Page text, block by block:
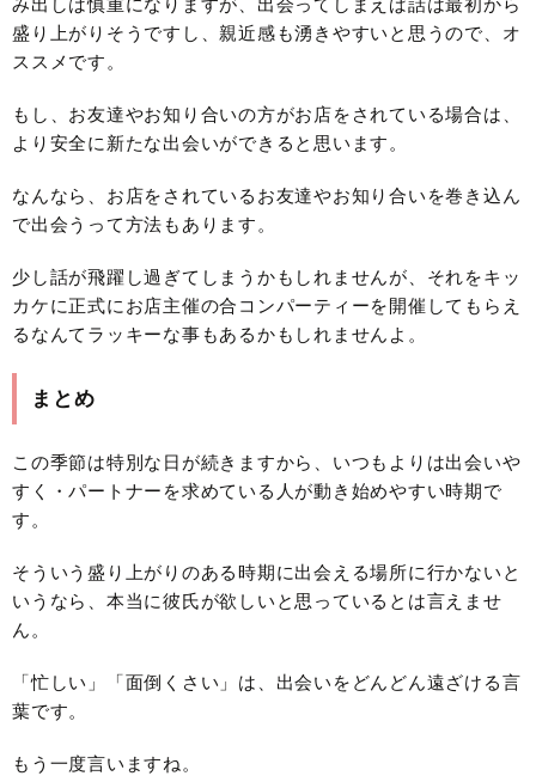
み出しは慎重になりますが、出会ってしまえば話は最初から
盛り上がりそうですし、親近感も湧きやすいと思うので、オ
ススメです。
もし、お友達やお知り合いの方がお店をされている場合は、
より安全に新たな出会いができると思います。
なんなら、お店をされているお友達やお知り合いを巻き込ん
で出会うって方法もあります。
少し話が飛躍し過ぎてしまうかもしれませんが、それをキッ
カケに正式にお店主催の合コンパーティーを開催してもらえ
るなんてラッキーな事もあるかもしれませんよ。
まとめ
この季節は特別な日が続きますから、いつもよりは出会いや
すく・パートナーを求めている人が動き始めやすい時期で
す。
そういう盛り上がりのある時期に出会える場所に行かないと
いうなら、本当に彼氏が欲しいと思っているとは言えませ
ん。
「忙しい」「面倒くさい」は、出会いをどんどん遠ざける言
葉です。
もう一度言いますね。